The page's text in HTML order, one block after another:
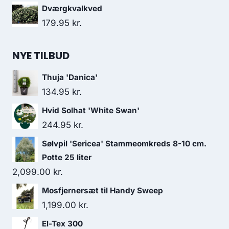
Dværgkvalkved
179.95 kr.
NYE TILBUD
Thuja 'Danica'
134.95 kr.
Hvid Solhat 'White Swan'
244.95 kr.
Sølvpil 'Sericea' Stammeomkreds 8-10 cm.
Potte 25 liter
2,099.00 kr.
Mosfjernersæt til Handy Sweep
1,199.00 kr.
El-Tex 300